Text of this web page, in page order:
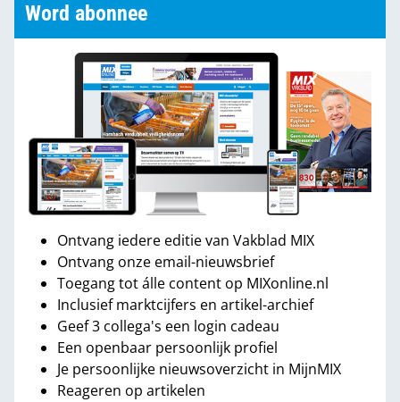
Word abonnee
Ontvang iedere editie van Vakblad MIX
Ontvang onze email-nieuwsbrief
Toegang tot álle content op MIXonline.nl
Inclusief marktcijfers en artikel-archief
Geef 3 collega's een login cadeau
Een openbaar persoonlijk profiel
Je persoonlijke nieuwsoverzicht in MijnMIX
Reageren op artikelen